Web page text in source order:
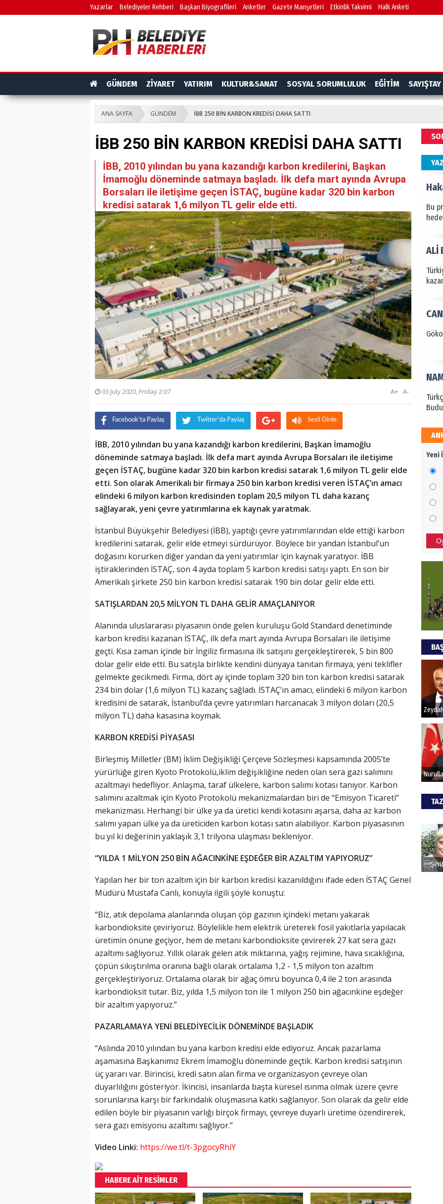
Yazarlar Belediyeler Rehberi Başkan Biyografileri Anketler Gazete Manşetleri Etkinlik Takvimi Halk Anketi
GÜNDEM ZİYARET YATIRIM KULTUR&SANAT SOSYAL SORUMLULUK EĞİTİM SAYIŞTAY
ANA SAYFA GÜNDEM İBB 250 BİN KARBON KREDİSİ DAHA SATTI
İBB 250 BİN KARBON KREDİSİ DAHA SATTI
İBB, 2010 yılından bu yana kazandığı karbon kredilerini, Başkan
İmamoğlu döneminde satmaya başladı. İlk defa mart ayında Avrupa
Borsaları ile iletişime geçen İSTAÇ, bugüne kadar 320 bin karbon
kredisi satarak 1,6 milyon TL gelir elde etti.
03 July 2020, Friday 2:07 A-
A+
Facebook'ta Paylaş Twitter'da Paylaş Sesli Dinle
İBB, 2010 yılından bu yana kazandığı karbon kredilerini, Başkan İmamoğlu
döneminde satmaya başladı. İlk defa mart ayında Avrupa Borsaları ile iletişime
geçen İSTAÇ, bugüne kadar 320 bin karbon kredisi satarak 1,6 milyon TL gelir elde
etti. Son olarak Amerikalı bir firmaya 250 bin karbon kredisi veren İSTAÇ’ın amacı
elindeki 6 milyon karbon kredisinden toplam 20,5 milyon TL daha kazanç
sağlayarak, yeni çevre yatırımlarına ek kaynak yaratmak.
İstanbul Büyükşehir Belediyesi (İBB), yaptığı çevre yatırımlarından elde ettiği karbon
kredilerini satarak, gelir elde etmeyi sürdürüyor. Böylece bir yandan İstanbul’un
doğasını korurken diğer yandan da yeni yatırımlar için kaynak yaratıyor. İBB
iştiraklerinden İSTAÇ, son 4 ayda toplam 5 karbon kredisi satışı yaptı. En son bir
Amerikalı şirkete 250 bin karbon kredisi satarak 190 bin dolar gelir elde etti.
SATIŞLARDAN 20,5 MİLYON TL DAHA GELİR AMAÇLANIYOR
Alanında uluslararası piyasanın önde gelen kuruluşu Gold Standard denetiminde
karbon kredisi kazanan İSTAÇ, ilk defa mart ayında Avrupa Borsaları ile iletişime
geçti. Kısa zaman içinde bir İngiliz firmasına ilk satışını gerçekleştirerek, 5 bin 800
dolar gelir elde etti. Bu satışla birlikte kendini dünyaya tanıtan firmaya, yeni teklifler
gelmekte gecikmedi. Firma, dört ay içinde toplam 320 bin ton karbon kredisi satarak
234 bin dolar (1,6 milyon TL) kazanç sağladı. İSTAÇ’ın amacı, elindeki 6 milyon karbon
kredisini de satarak, İstanbul’da çevre yatırımları harcanacak 3 milyon doları (20,5
milyon TL) daha kasasına koymak.
KARBON KREDİSİ PİYASASI
Birleşmiş Milletler (BM) İklim Değişikliği Çerçeve Sözleşmesi kapsamında 2005’te
yürürlüğe giren Kyoto Protokolü,iklim değişikliğine neden olan sera gazı salımını
azaltmayı hedefliyor. Anlaşma, taraf ülkelere, karbon salımı kotası tanıyor. Karbon
salımını azaltmak için Kyoto Protokolü mekanizmalardan biri de “Emisyon Ticareti”
mekanizması. Herhangi bir ülke ya da üretici kendi kotasını aşarsa, daha az karbon
salımı yapan ülke ya da üreticiden karbon kotası satın alabiliyor. Karbon piyasasının
bu yıl ki değerinin yaklaşık 3,1 trilyona ulaşması bekleniyor.
“YILDA 1 MİLYON 250 BİN AĞACINKİNE EŞDEĞER BİR AZALTIM YAPIYORUZ”
Yapılan her bir ton azaltım için bir karbon kredisi kazanıldığını ifade eden İSTAÇ Genel
Müdürü Mustafa Canlı, konuyla ilgili şöyle konuştu:
“Biz, atık depolama alanlarında oluşan çöp gazının içindeki metanı yakarak
karbondioksite çeviriyoruz. Böylelikle hem elektrik üreterek fosil yakıtlarla yapılacak
üretimin önüne geçiyor, hem de metanı karbondioksite çevirerek 27 kat sera gazı
azaltımı sağlıyoruz. Yıllık olarak gelen atık miktarına, yağış rejimine, hava sıcaklığına,
çöpün sıkıştırılma oranına bağlı olarak ortalama 1,2 - 1,5 milyon ton azaltım
gerçekleştiriyoruz. Ortalama olarak bir ağaç ömrü boyunca 0,4 ile 2 ton arasında
karbondioksit tutar. Biz, yılda 1,5 milyon ton ile 1 milyon 250 bin ağacınkine eşdeğer
bir azaltım yapıyoruz.”
PAZARLAMAYA YENİ BELEDİYECİLİK DÖNEMİNDE BAŞLADIK
“Aslında 2010 yılından bu yana karbon kredisi elde ediyoruz. Ancak pazarlama
aşamasına Başkanımız Ekrem İmamoğlu döneminde geçtik. Karbon kredisi satışının
üç yararı var. Birincisi, kredi satın alan firma ve organizasyon çevreye olan
duyarlılığını gösteriyor. İkincisi, insanlarda başta küresel ısınma olmak üzere çevre
sorunlarına karşı bir farkındalık oluşmasına katkı sağlanıyor. Son olarak da gelir elde
edilen böyle bir piyasanın varlığı birçok firmayı, çevreye duyarlı üretime özendirerek,
sera gazı emisyonu azaltımı sağlıyor.”
Video Linki: https://we.tl/t-3pgocyRhiY
HABERE AİT RESİMLER
Bu
ALİ
Bu
Yeni